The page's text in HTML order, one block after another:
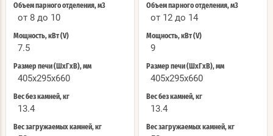
Объем парного отделения, м3
от 8 до 10
Мощность, кВт (V)
7.5
Размер печи (ШхГхВ), мм
405x295x660
Вес без камней, кг
13.4
Вес загружаемых камней, кг
Объем парного отделения, м3
от 12 до 14
Мощность, кВт (V)
9
Размер печи (ШхГхВ), мм
405x295x660
Вес без камней, кг
13.4
Вес загружаемых камней, кг